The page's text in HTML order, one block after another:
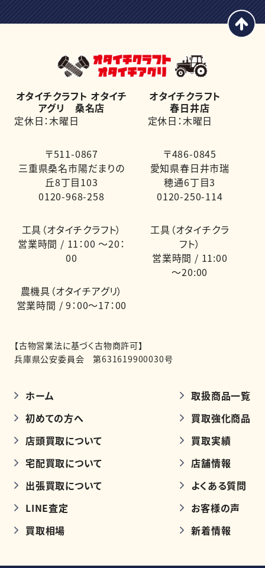
オタイチクラフト オタイチ
アグリ 桑名店
定休日：木曜日
〒511-0867
三重県桑名市陽だまりの
丘8丁目103
0120-968-258
工具（オタイチクラフト）
営業時間 / 11：00 ～20：
00
農機具（オタイチアグリ）
営業時間 / 9：00～17：00
オタイチクラフト
春日井店
定休日：木曜日
〒486-0845
愛知県春日井市瑞
穂通6丁目3
0120-250-114
工具（オタイチクラ
フト）
営業時間 / 11:00
～20:00
【古物営業法に基づく古物商許可】
兵庫県公安委員会 第631619900030号
ホーム
初めての方へ
店頭買取について
宅配買取について
出張買取について
LINE査定
買取相場
取扱商品一覧
買取強化商品
買取実績
店舗情報
よくある質問
お客様の声
新着情報